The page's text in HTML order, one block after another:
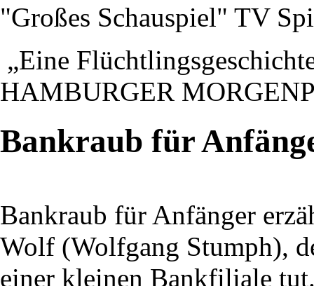
"Großes Schauspiel" TV
„Eine
HAMBURGER
Bankraub für
Bankraub für Anfänger
Wolf (Wolfgang Stumph),
einer kleinen Bankfiliale